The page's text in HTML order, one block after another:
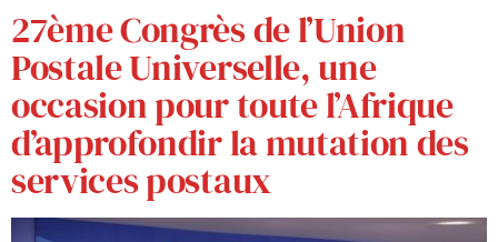
27ème Congrès de l’Union
Postale Universelle, une
occasion pour toute l’Afrique
d’approfondir la mutation des
services postaux